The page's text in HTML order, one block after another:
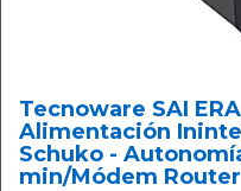
Tecnoware SAI
Alimentación
Schuko -
min/Módem